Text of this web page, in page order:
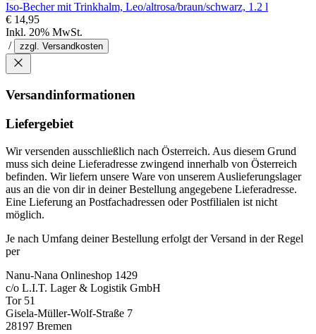
Iso-Becher mit Trinkhalm, Leo/altrosa/braun/schwarz, 1.2 l
€ 14,95
Inkl. 20% MwSt.
/
zzgl. Versandkosten
Versandinformationen
Liefergebiet
Wir versenden ausschließlich nach Österreich. Aus diesem Grund
muss sich deine Lieferadresse zwingend innerhalb von Österreich
befinden. Wir liefern unsere Ware von unserem Auslieferungslager
aus an die von dir in deiner Bestellung angegebene Lieferadresse.
Eine Lieferung an Postfachadressen oder Postfilialen ist nicht
möglich.
Je nach Umfang deiner Bestellung erfolgt der Versand in der Regel
per
Nanu-Nana Onlineshop 1429
c/o L.I.T. Lager & Logistik GmbH
Tor 51
Gisela-Müller-Wolf-Straße 7
28197 Bremen